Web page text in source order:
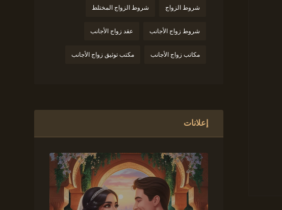
شروط الزواج شروط الزواج المختلط
شروط زواج الأجانب عقد زواج الأجانب
مكاتب زواج الأجانب مكتب توثيق زواج الأجانب
إعلانات